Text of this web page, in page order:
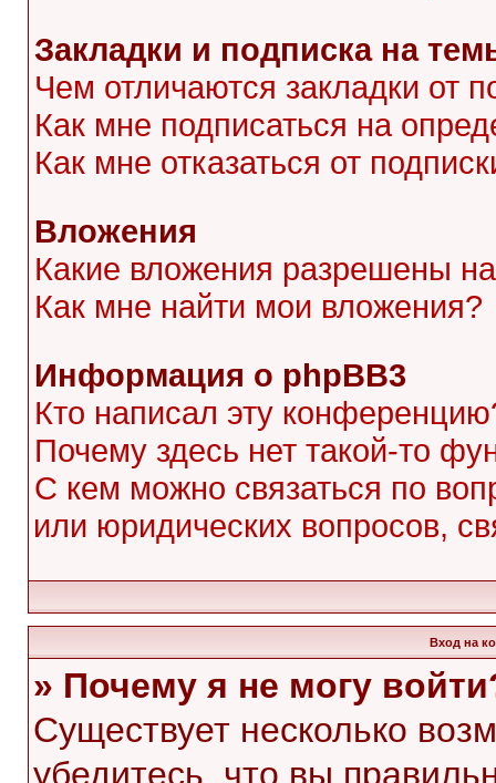
Закладки и подписка на
Чем отличаются закладки от
Как мне подписаться на
Как мне отказаться от
Вложения
Какие вложения разрешены
Как мне найти мои вложения?
Информация о phpBB3
Кто написал эту
Почему здесь нет такой-то
С кем можно связаться по
или юридических вопросов,
Вход на
» Почему я не могу
Существует несколько
убедитесь, что вы